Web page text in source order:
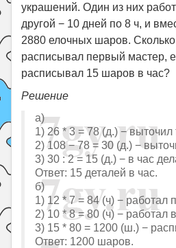
украшений. Один из них
другой − 10 дней по 8 ч, и
2880 елочных шаров.
расписывал первый мастер,
расписывал 15 шаров в час?
Решение
а)
1) 26 * 3 = 78 (д.) − выточил
2) 108 − 78 = 30 (д.) −
3) 30 : 2 = 15 (д.) − в час
Ответ: 15 деталей в час.
б)
1) 12 * 7 = 84 (ч) − работал
2) 10 * 8 = 80 (ч) − работал
3) 15 * 80 = 1200 (ш.) −
Ответ: 1200 шаров.